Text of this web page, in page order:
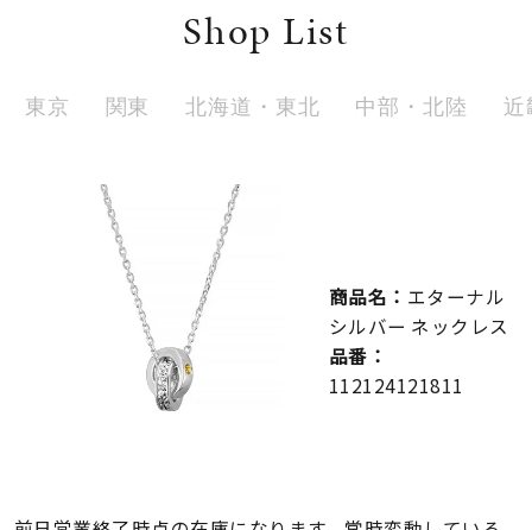
リングサイズ
すべて表示
Shop List
東京 関東 北海道・東北 中部・北陸 近
商品名： エターナル
シルバー ネックレス
品番：
112124121811